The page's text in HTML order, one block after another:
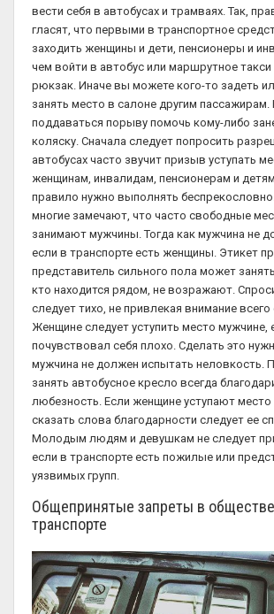
вести себя в автобусах и трамваях. Так,
гласят, что первыми в транспортное
заходить женщины и дети, пенсионеры и
чем войти в автобус или маршрутное такси
рюкзак. Иначе вы можете кого-то задеть
занять место в салоне другим пассажирам.
поддаваться порыву помочь кому-либо
коляску. Сначала следует попросить
автобусах часто звучит призыв уступать
женщинам, инвалидам, пенсионерам и
правило нужно выполнять
многие замечают, что часто свободные
занимают мужчины. Тогда как мужчина не
если в транспорте есть женщины. Этикет
представитель сильного пола может
кто находится рядом, не возражают.
следует тихо, не привлекая внимание всего
Женщине следует уступить место мужчине,
почувствовал себя плохо. Сделать это
мужчина не должен испытать неловкость.
занять автобусное кресло всегда
любезность. Если женщине уступают место
сказать слова благодарности следует ее
Молодым людям и девушкам не следует
если в транспорте есть пожилые или
уязвимых групп.
Общепринятые запреты в
транспорте